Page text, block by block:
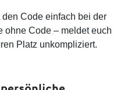
den Code einfach bei der
ohne Code – meldet euch
Platz unkompliziert.